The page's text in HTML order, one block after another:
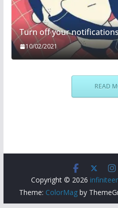
Turn off your notifications
10/02/2021
READ
Copyright © 2026
Theme: ColorMagby